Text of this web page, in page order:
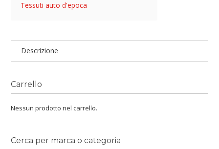
Tessuti auto d'epoca
Descrizione
Carrello
Nessun prodotto nel carrello.
Cerca per marca o categoria